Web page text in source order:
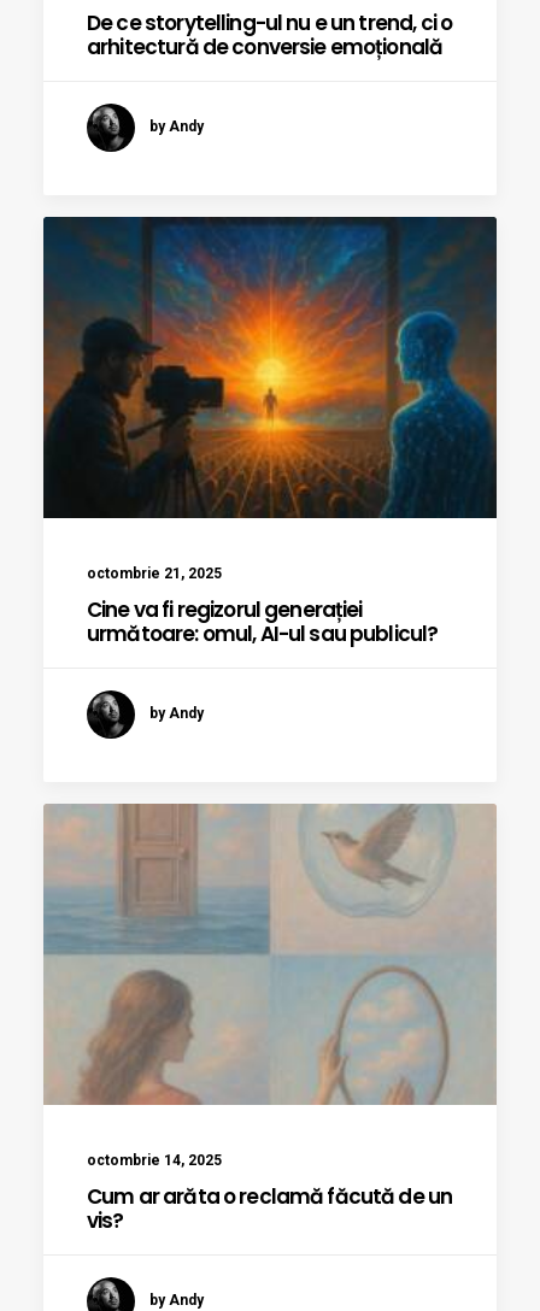
De ce storytelling-ul nu e un trend, ci o
arhitectură de conversie emoțională
by Andy
octombrie 21, 2025
Cine va fi regizorul generației
următoare: omul, AI-ul sau publicul?
by Andy
octombrie 14, 2025
Cum ar arăta o reclamă făcută de un
vis?
by Andy